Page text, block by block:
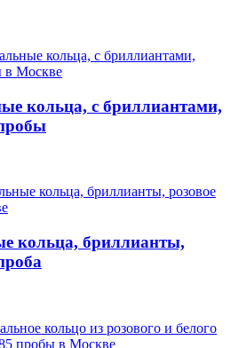
кольца, с бриллиантами,
кольца, бриллианты,